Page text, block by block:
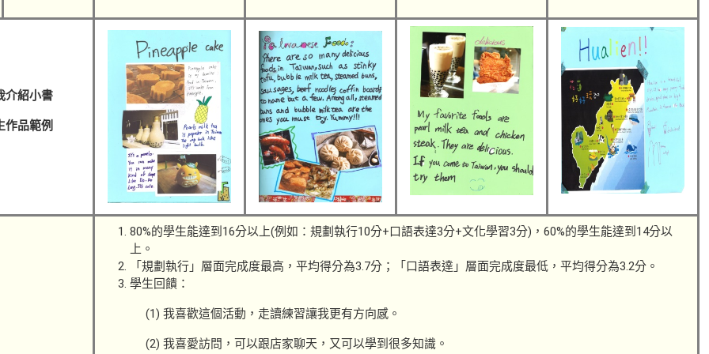
介紹小書
作品範例
80%的學生能達到16分以上(例如：規劃執行10分+口語表達3分+文化學習3分)，60%的學生能達到14分以
上。
「規劃執行」層面完成度最高，平均得分為3.7分；「口語表達」層面完成度最低，平均得分為3.2分。
學生回饋：
(1) 我喜歡這個活動，走讀練習讓我更有方向感。
(2) 我喜愛訪問，可以跟店家聊天，又可以學到很多知識。